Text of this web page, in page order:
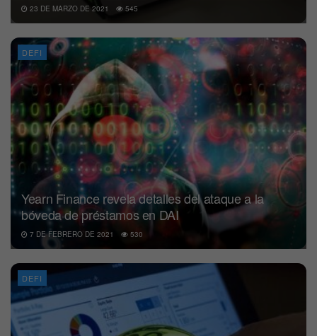
23 DE MARZO DE 2021 545
DEFI
Yearn Finance revela detalles del ataque a la
bóveda de préstamos en DAI
7 DE FEBRERO DE 2021 530
DEFI